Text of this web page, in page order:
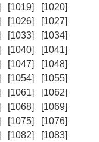
[1019]
[1020]
[1026]
[1027]
[1033]
[1034]
[1040]
[1041]
[1047]
[1048]
[1054]
[1055]
[1061]
[1062]
[1068]
[1069]
[1075]
[1076]
[1082]
[1083]